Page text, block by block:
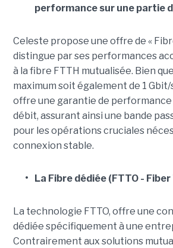
performance sur une partie
Celeste propose une offre de «
distingue par ses performances
à la fibre FTTH mutualisée. Bien
maximum soit également de 1
offre une garantie de performance
débit, assurant ainsi une bande
pour les opérations cruciales
connexion stable.
• La Fibre dédiée (FTTO -
La technologie FTTO, offre une
dédiée spécifiquement à une
Contrairement aux solutions